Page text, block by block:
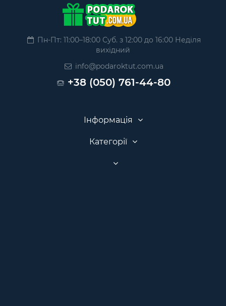
Пн-Пт: 11:00–18:00 Суб. з 12:00 до 16:00 Неділя
вихідний
info@podaroktut.com.ua
+38 (050) 761-44-80
Інформація
Категорії